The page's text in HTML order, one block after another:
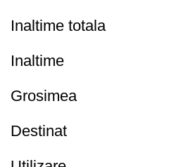
Inaltime totala
Inaltime
Grosimea
Destinat